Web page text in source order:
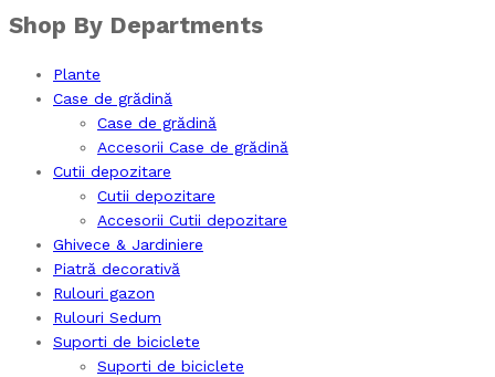
Shop By Departments
Plante
Case de grădină
Case de grădină
Accesorii Case de grădină
Cutii depozitare
Cutii depozitare
Accesorii Cutii depozitare
Ghivece & Jardiniere
Piatră decorativă
Rulouri gazon
Rulouri Sedum
Suporti de biciclete
Suporti de biciclete